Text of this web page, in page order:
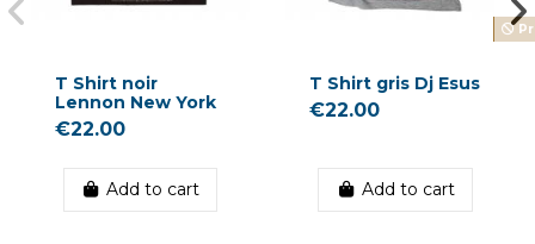
T Shirt noir
Lennon New York
€22.00
Add to cart
T Shirt gris Dj Esus
€22.00
Add to cart